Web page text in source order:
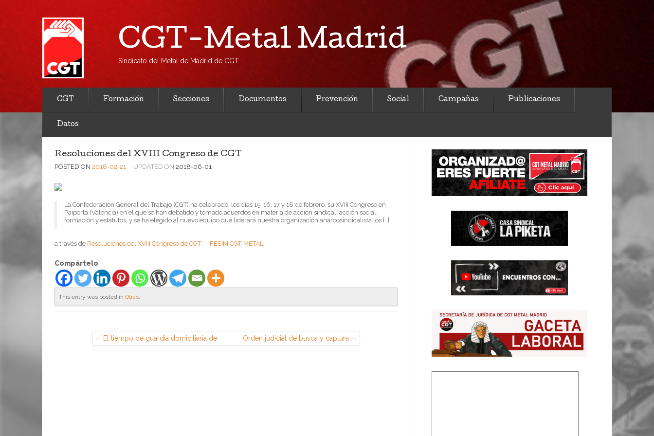
CGT-Metal Madrid
Sindicato del Metal de Madrid de CGT
CGT Formación Secciones Documentos Prevención Social Campañas Publicaciones
Datos
Resoluciones del XVIII Congreso de CGT
POSTED ON 2018-02-21 UPDATED ON 2018-06-01
La Confederación General del Trabajo (CGT) ha celebrado, los días 15, 16, 17 y 18 de febrero, su XVIII Congreso en
Paiporta (Valencia) en el que se han debatido y tomado acuerdos en materia de acción sindical, acción social,
formación y estatutos, y se ha elegido al nuevo equipo que liderará nuestra organización anarcosindicalista los […]
a través de Resoluciones del XVIII Congreso de CGT — FESIM CGT-METAL
Compártelo
This entry was posted in Otras.
El tiempo de guardia domiciliaria de
un trabajador que debe responder a
Orden judicial de busca y captura
contra el Secretario General de la